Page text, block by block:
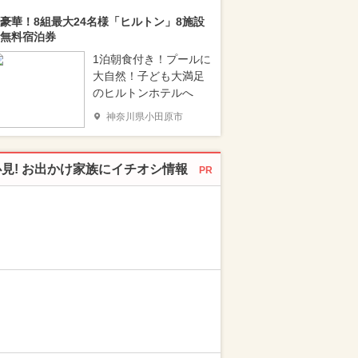
華！8組最大24名様「ヒルトン」8施設
料宿泊券
1泊朝食付き！プールに
大自然！子ども大満足
のヒルトンホテルへ
神奈川県小田原市
! お出かけ家族にイチオシ情報 PR